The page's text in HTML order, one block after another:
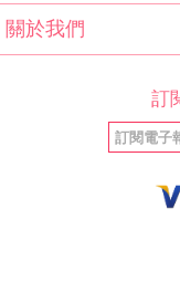
會員辨法
客服信箱
隱私條款
網站導覽
關於我們
訂